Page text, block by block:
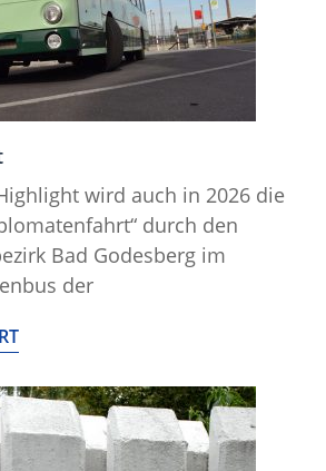
wird auch in 2026 die
durch den
Bad Godesberg im
der